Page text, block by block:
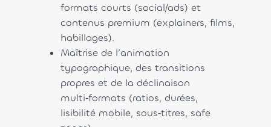
formats courts (social/ads) et
contenus premium (explainers, films,
habillages).
Maîtrise de l’animation
typographique, des transitions
propres et de la déclinaison
multi‑formats (ratios, durées,
lisibilité mobile, sous‑titres, safe